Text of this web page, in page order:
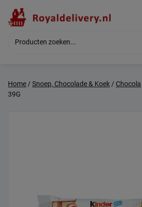
content
Home/ Snoep, Chocolade & Koek/ Chocola
39G